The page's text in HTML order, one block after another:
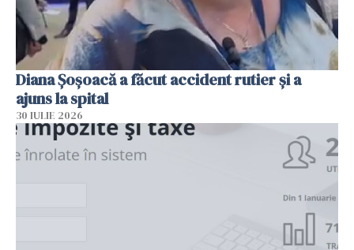
Diana Șoșoacă a făcut accident rutier și a
ajuns la spital
30 IULIE 2026